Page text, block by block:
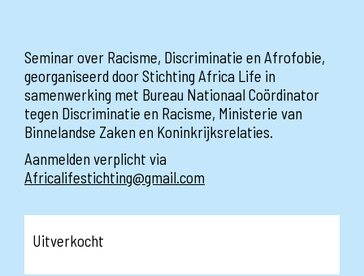
Seminar over Racisme, Discriminatie en Afrofobie,
georganiseerd door Stichting Africa Life in
samenwerking met Bureau Nationaal Coördinator
tegen Discriminatie en Racisme, Ministerie van
Binnelandse Zaken en Koninkrijksrelaties.
Aanmelden verplicht via
Africalifestichting@gmail.com
Uitverkocht